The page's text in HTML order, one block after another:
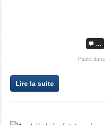
…
Publié dans
Lire la suite